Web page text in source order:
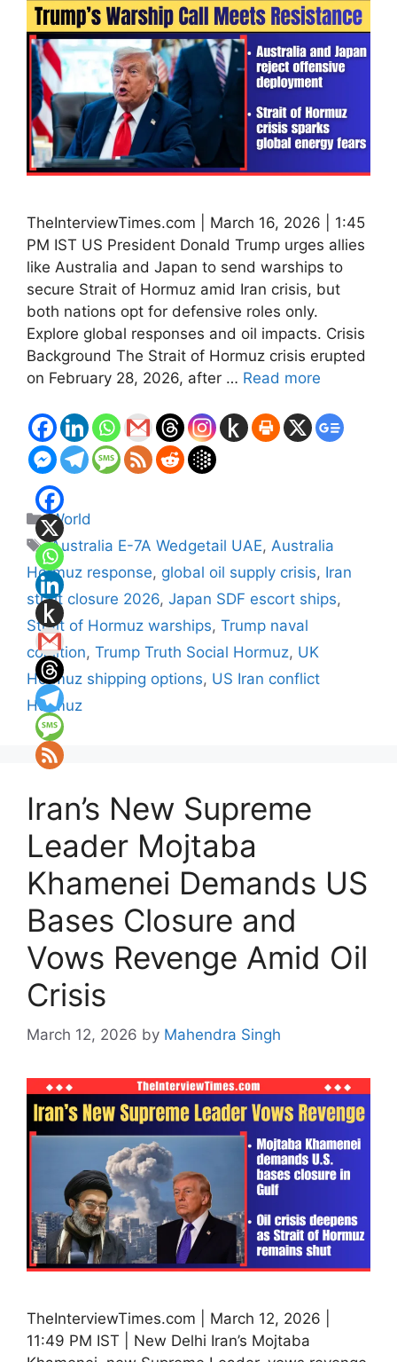
TheInterviewTimes.com | March 16, 2026 | 1:45
PM IST US President Donald Trump urges allies
like Australia and Japan to send warships to
secure Strait of Hormuz amid Iran crisis, but
both nations opt for defensive roles only.
Explore global responses and oil impacts. Crisis
Background The Strait of Hormuz crisis erupted
on February 28, 2026, after … Read more
Categories
World
Tags
Australia E-7A Wedgetail UAE,Australia
Hormuz response, global oil supply crisis, Iran
strait closure 2026, Japan SDF escort ships,
Strait of Hormuz warships, Trump naval
coalition, Trump Truth Social Hormuz, UK
Hormuz shipping options, US Iran conflict
Hormuz
Iran’s New Supreme
Leader Mojtaba
Khamenei Demands US
Bases Closure and
Vows Revenge Amid Oil
Crisis
March 12, 2026 by Mahendra Singh
TheInterviewTimes.com | March 12, 2026 |
11:49 PM IST | New Delhi Iran’s Mojtaba